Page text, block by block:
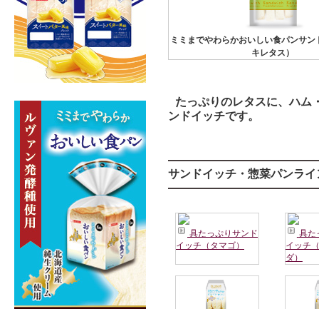
ミミまでやわらかおいしい食パンサ
キレタス）
たっぷりのレタスに、ハム
ンドイッチです。
サンドイッチ・惣菜パンライ
具たっぷりサンド
イッチ（タマゴ）
具た
イッチ
ダ）